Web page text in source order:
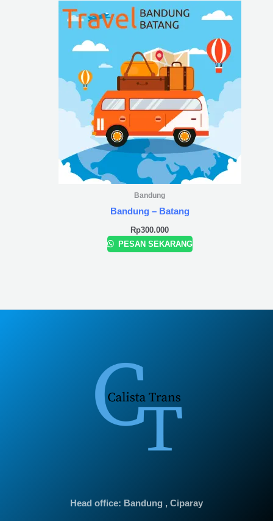
Bandung
Bandung – Batang
Rp300.000
PESAN SEKARANG
Head office: Bandung , Ciparay